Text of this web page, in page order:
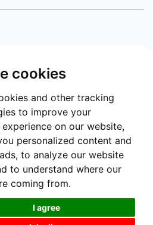
cookies
and other tracking
to improve your
on our website,
personalized content and
to analyze our website
to understand where our
coming from.
I agree